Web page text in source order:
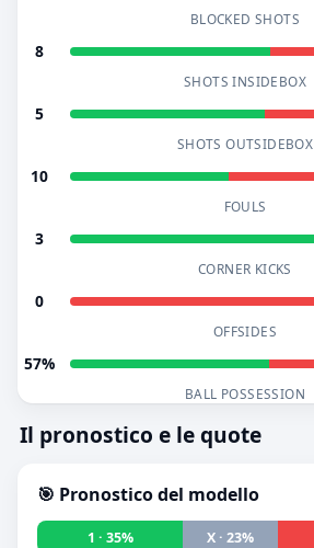
BLOCKED SHOTS
8
SHOTS INSIDEBOX
5
SHOTS OUTSIDEBOX
10
FOULS
3
CORNER KICKS
0
OFFSIDES
57%
BALL POSSESSION
Il pronostico e le quote
🎯 Pronostico del modello
1 · 35% X · 23%